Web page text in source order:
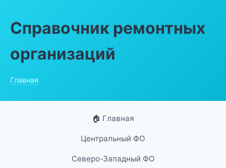
Справочник ремонтных
организаций
Главная
🏠 Главная
Центральный ФО
Северо-Западный ФО